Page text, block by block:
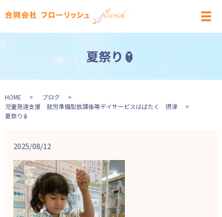
メ
夏祭り🏮
HOME
ブログ
児童発達支援 就労準備型放課後等デイサービスはばたく 摂津
夏祭り🏮
2025/08/12